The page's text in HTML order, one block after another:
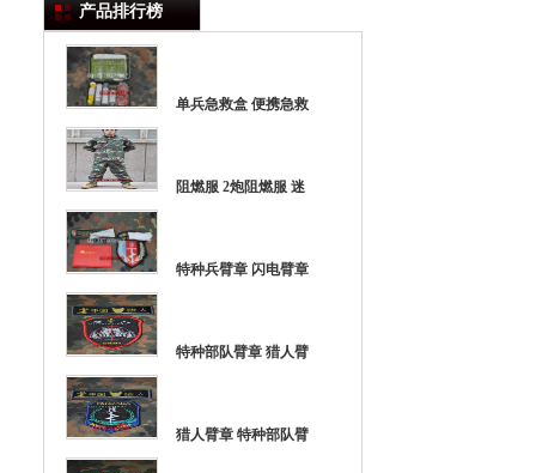
产品排行榜
单兵急救盒 便携急救
阻燃服 2炮阻燃服 迷
特种兵臂章 闪电臂章
特种部队臂章 猎人臂
猎人臂章 特种部队臂